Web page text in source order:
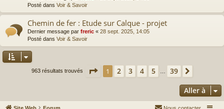
Posté dans Voir & Savoir
Chemin de fer : Etude sur Calque - projet
Dernier message par freric « 28 sept. 2025, 14:05
Posté dans Voir & Savoir
963 résultats trouvés Page 1 sur 39
1 2 3 4 5 39
Aller à